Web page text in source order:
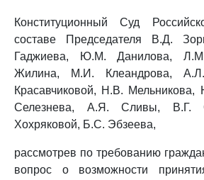
Конституционный Суд
составе Председателя В.Д.
Гаджиева, Ю.М. Данилова,
Жилина, М.И. Клеандрова,
Красавчиковой, Н.В.
Селезнева, А.Я. Сливы, В.Г.
Хохряковой, Б.С. Эбзеева,
рассмотрев по требованию
вопрос о возможности